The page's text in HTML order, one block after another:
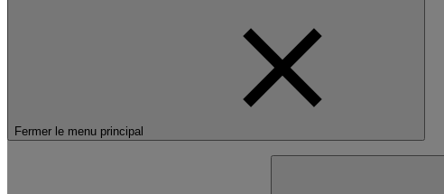
Fermer le menu principal